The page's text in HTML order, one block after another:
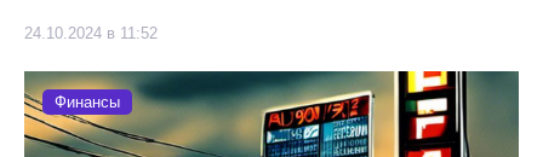
24.10.2024 в 11:52
Финансы